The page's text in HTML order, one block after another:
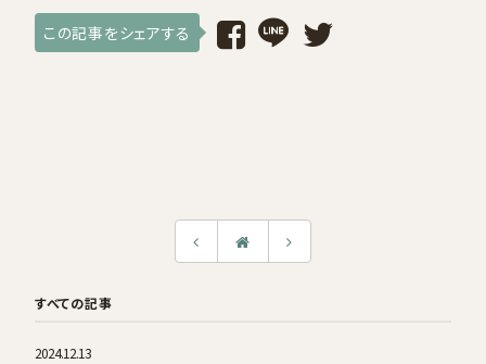
この記事をシェアする
すべての記事
2024.12.13